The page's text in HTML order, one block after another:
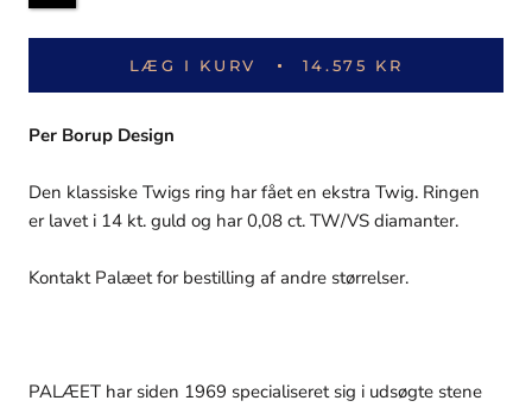
LÆG I KURV 14.575 KR
Per Borup Design
Den klassiske Twigs ring har fået en ekstra Twig. Ringen
er lavet i 14 kt. guld og har 0,08 ct. TW/VS diamanter.
Kontakt Palæet for bestilling af andre størrelser.
PALÆET har siden 1969 specialiseret sig i udsøgte stene